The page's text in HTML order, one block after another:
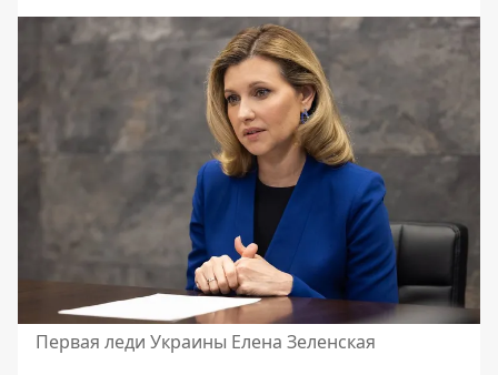
Первая леди Украины Елена Зеленская